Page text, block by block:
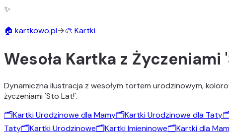
✨
🏠 kartkowo.pl→🎨 Kartki
Wesoła Kartka z Życzeniami
Dynamiczna ilustracja z wesołym tortem urodzinowym,
życzeniami 'Sto Lat!'.
🗂️Kartki Urodzinowe dla Mamy🗂️Kartki Urodzinowe dla Taty
Taty🗂️Kartki Urodzinowe🗂️Kartki Imieninowe🗂️Kartki dla